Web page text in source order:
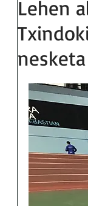
Lehen
nesketa